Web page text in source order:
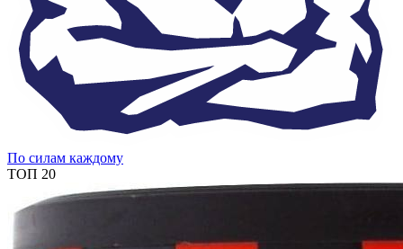
По силам каждому
ТОП 20